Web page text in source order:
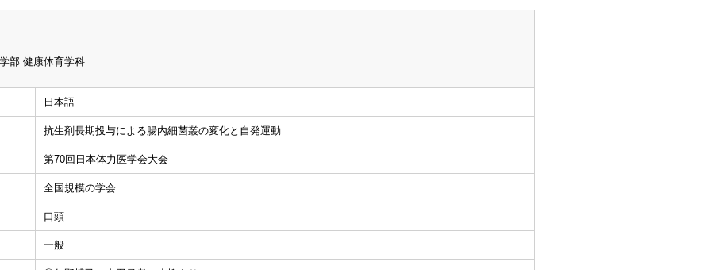
部 健康体育学科
日本語
抗生剤長期投与による腸内細菌叢の変化と自発運動
第70回日本体力医学会大会
全国規模の学会
口頭
一般